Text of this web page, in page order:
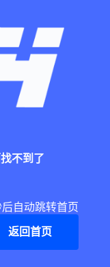
不到了
自动跳转首页
返回首页